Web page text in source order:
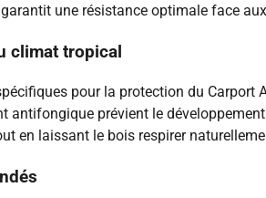
une résistance optimale face
climat tropical
pour la protection du Carport
prévient le
en laissant le bois respirer